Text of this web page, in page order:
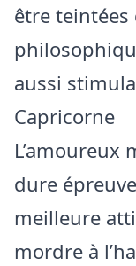
être teintées
aussi
Capricorne
L’amoureux
dure
meilleure
mordre à